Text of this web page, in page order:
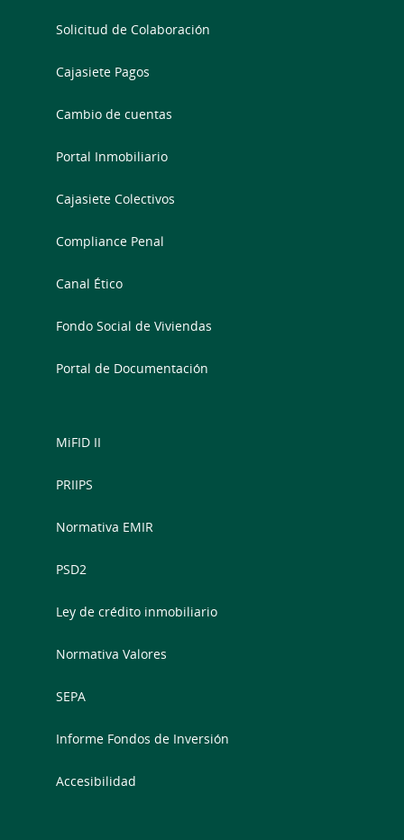
Solicitud de Colaboración
Cajasiete Pagos
Cambio de cuentas
Portal Inmobiliario
Cajasiete Colectivos
Compliance Penal
Canal Ético
Fondo Social de Viviendas
Portal de Documentación
MiFID II
PRIIPS
Normativa EMIR
PSD2
Ley de crédito inmobiliario
Normativa Valores
SEPA
Informe Fondos de Inversión
Accesibilidad